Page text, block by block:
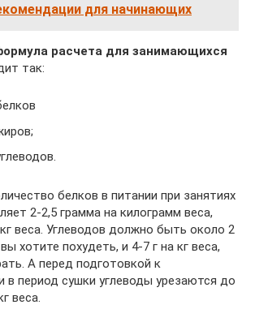
для начинающих
расчета для занимающихся
так:
белков в питании при занятиях
2-2,5 грамма на килограмм веса,
веса. Углеводов должно быть около 2
хотите похудеть, и 4-7 г на кг веса,
А перед подготовкой к
в период сушки углеводы урезаются до
веса.